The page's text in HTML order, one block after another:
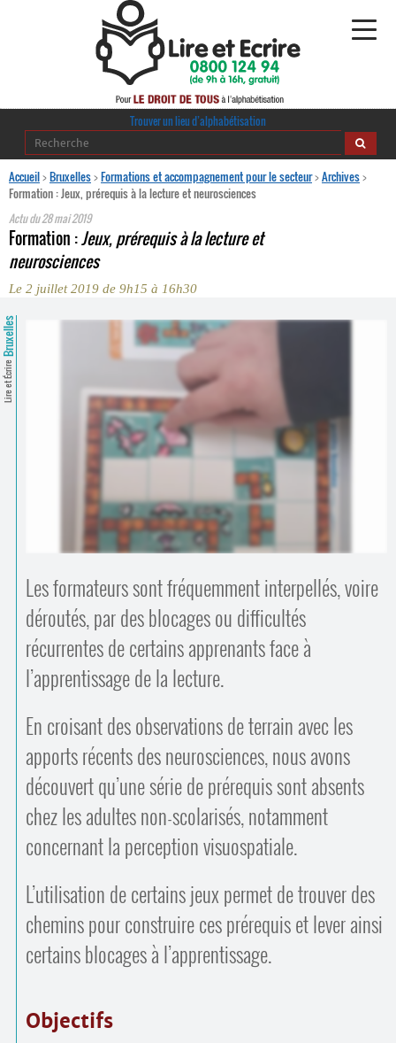
Alphabétisation
·
Comprendre et parler
Bienvenue en Belgique
Contacts
Trouver un lieu d’alphabétisation
Trouver un lieu d’alphabétisation
Accueil>Bruxelles>Formations et accompagnement pour le secteur>Archives>
Formation : Jeux, prérequis à la lecture et neurosciences
Actu du28 mai 2019
Formation :Jeux, prérequis à la lecture et
neurosciences
Le 2 juillet 2019 de 9h15 à 16h30
Lire et Écrire
Bruxelles
Les formateurs sont fréquemment interpellés, voire
déroutés, par des blocages ou difficultés
récurrentes de certains apprenants face à
l’apprentissage de la lecture.
En croisant des observations de terrain avec les
apports récents des neurosciences, nous avons
découvert qu’une série de prérequis sont absents
chez les adultes non-scolarisés, notamment
concernant la perception visuo­spatiale.
L’utilisation de certains jeux permet de trouver des
chemins pour construire ces prérequis et lever ainsi
certains blocages à l’apprentissage.
Objectifs